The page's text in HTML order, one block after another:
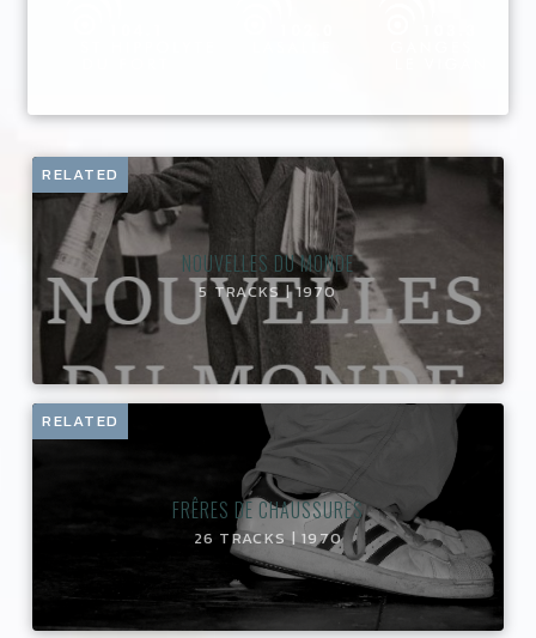
RELATED
NOUVELLES DU MONDE
5 TRACKS | 1970
RELATED
FRÊRES DE CHAUSSURES
26 TRACKS | 1970